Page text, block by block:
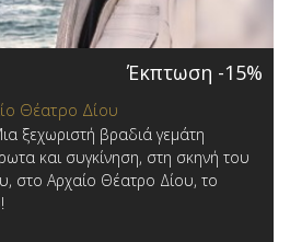
Έκπτωση -15%
Θέατρο Δίου
ξεχωριστή βραδιά γεμάτη
και συγκίνηση, στη σκηνή του
στο Αρχαίο Θέατρο Δίου, το